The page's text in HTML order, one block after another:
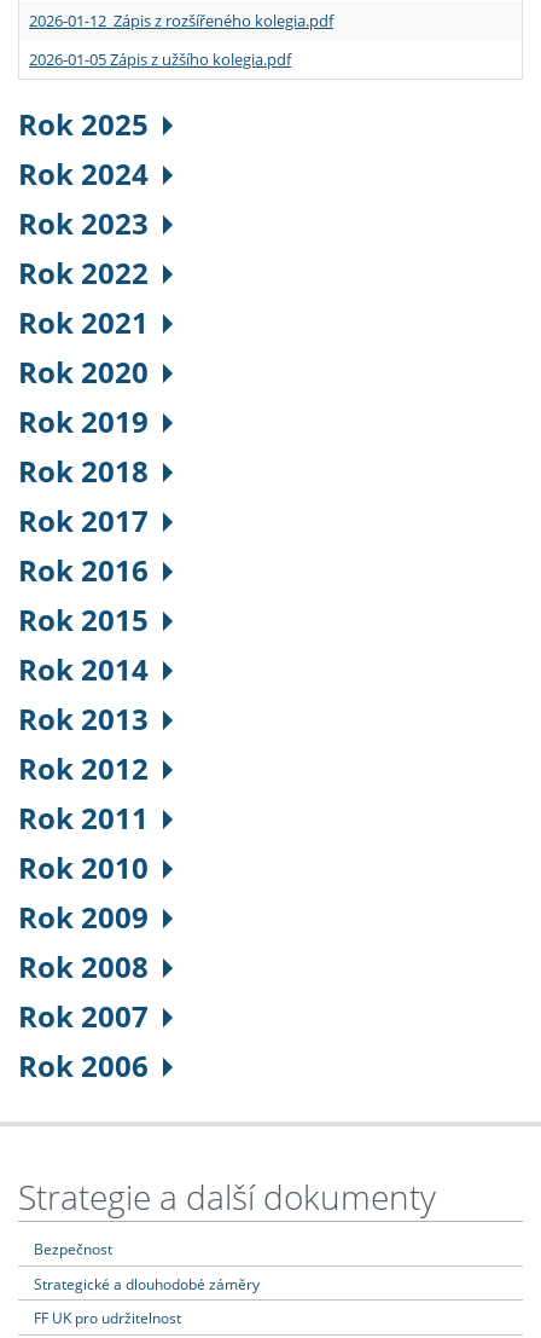
2026-01-12 Zápis z rozšířeného kolegia.pdf
2026-01-05 Zápis z užšího kolegia.pdf
Rok 2025
Rok 2024
Rok 2023
Rok 2022
Rok 2021
Rok 2020
Rok 2019
Rok 2018
Rok 2017
Rok 2016
Rok 2015
Rok 2014
Rok 2013
Rok 2012
Rok 2011
Rok 2010
Rok 2009
Rok 2008
Rok 2007
Rok 2006
Strategie a další dokumenty
Bezpečnost
Strategické a dlouhodobé záměry
FF UK pro udržitelnost